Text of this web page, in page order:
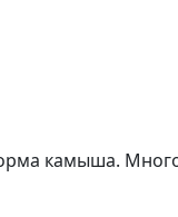
камыша.